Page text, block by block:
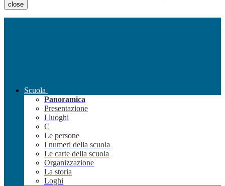
close
Scuola
Panoramica
Presentazione
I luoghi
C
Le persone
I numeri della scuola
Le carte della scuola
Organizzazione
La storia
Loghi